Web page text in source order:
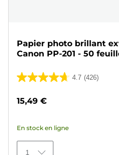
Papier photo brillant
Canon PP-201 - 50
4.7 (426)
4.7
426
avis
15,49 €
En stock en ligne
1